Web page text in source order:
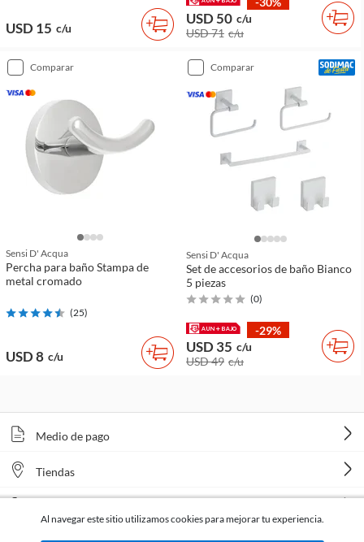
USD 15 c/u
USD 50 c/u
USD 71 c/u
comparar
Sensi D' Acqua
Percha para baño Stampa de
metal cromado
(25)
USD 8 c/u
comparar
Sensi D' Acqua
Set de accesorios de baño Bianco
5 piezas
(0)
-29%
USD 35 c/u
USD 49 c/u
Medio de pago
Tiendas
Al navegar este sitio utilizamos cookies para mejorar tu experiencia.